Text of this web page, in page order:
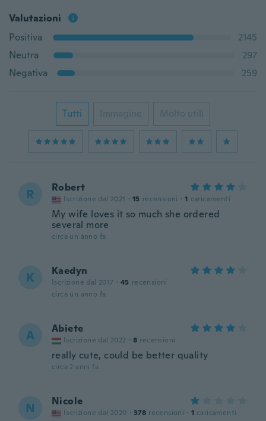
Valutazioni
Positiva
2145
Neutra
297
Negativa
259
Tutti Immagine Molto utili
R Robert
Iscrizione dal 2021 · 15 recensioni · 1 caricamenti
My wife loves it so much she ordered
several more
circa un anno fa
K Kaedyn
Iscrizione dal 2017 · 45 recensioni
circa un anno fa
A Abiete
Iscrizione dal 2022 · 8 recensioni
really cute, could be better quality
circa 2 anni fa
N Nicole
Iscrizione dal 2020 · 378 recensioni · 1 caricamenti